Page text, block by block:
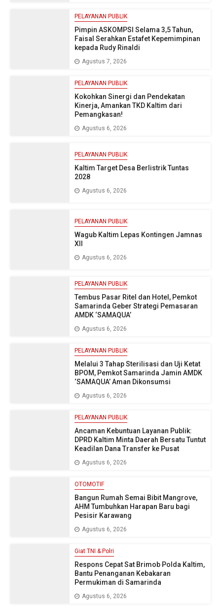
PELAYANAN PUBLIK
Pimpin ASKOMPSI Selama 3,5 Tahun,
Faisal Serahkan Estafet Kepemimpinan
kepada Rudy Rinaldi
Agustus 7, 2026
PELAYANAN PUBLIK
Kokohkan Sinergi dan Pendekatan
Kinerja, Amankan TKD Kaltim dari
Pemangkasan!
Agustus 6, 2026
PELAYANAN PUBLIK
Kaltim Target Desa Berlistrik Tuntas
2028
Agustus 6, 2026
PELAYANAN PUBLIK
Wagub Kaltim Lepas Kontingen Jamnas
XII
Agustus 6, 2026
PELAYANAN PUBLIK
Tembus Pasar Ritel dan Hotel, Pemkot
Samarinda Geber Strategi Pemasaran
AMDK ‘SAMAQUA’
Agustus 6, 2026
PELAYANAN PUBLIK
Melalui 3 Tahap Sterilisasi dan Uji Ketat
BPOM, Pemkot Samarinda Jamin AMDK
‘SAMAQUA’ Aman Dikonsumsi
Agustus 6, 2026
PELAYANAN PUBLIK
Ancaman Kebuntuan Layanan Publik:
DPRD Kaltim Minta Daerah Bersatu Tuntut
Keadilan Dana Transfer ke Pusat
Agustus 6, 2026
OTOMOTIF
Bangun Rumah Semai Bibit Mangrove,
AHM Tumbuhkan Harapan Baru bagi
Pesisir Karawang
Agustus 6, 2026
Giat TNI & Polri
Respons Cepat Sat Brimob Polda Kaltim,
Bantu Penanganan Kebakaran
Permukiman di Samarinda
Agustus 6, 2026